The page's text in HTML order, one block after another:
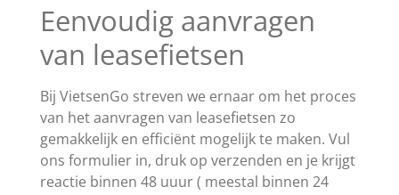
Eenvoudig aanvragen
van leasefietsen
Bij VietsenGo streven we ernaar om het proces
van het aanvragen van leasefietsen zo
gemakkelijk en efficiënt mogelijk te maken. Vul
ons formulier in, druk op verzenden en je krijgt
reactie binnen 48 uuur ( meestal binnen 24